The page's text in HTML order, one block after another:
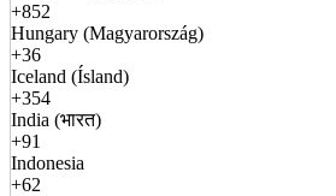
+852
Hungary (Magyarország)
+36
Iceland (Ísland)
+354
India (भारत)
+91
Indonesia
+62